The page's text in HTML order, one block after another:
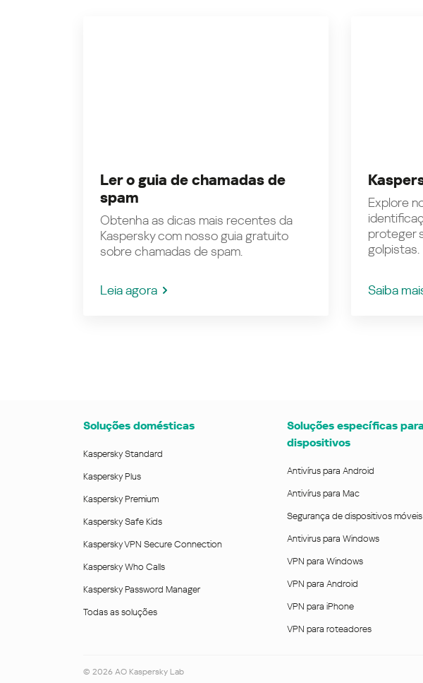
Ler o guia de chamadas de
spam
Obtenha as dicas mais recentes da
Kaspersky com nosso guia gratuito
sobre chamadas de spam.
Leia agora
Explore
proteger
golpistas.
Saiba
Soluções domésticas
Kaspersky Standard
Kaspersky Plus
Kaspersky Premium
Kaspersky Safe Kids
Kaspersky VPN Secure Connection
Kaspersky Who Calls
Kaspersky Password Manager
Todas as soluções
Soluções específicas
dispositivos
Antivírus para Android
Antivírus para Mac
Segurança de dispositivos móveis
Antivirus para Windows
VPN para Windows
VPN para Android
VPN para iPhone
VPN para roteadores
© 2026 AO Kaspersky Lab